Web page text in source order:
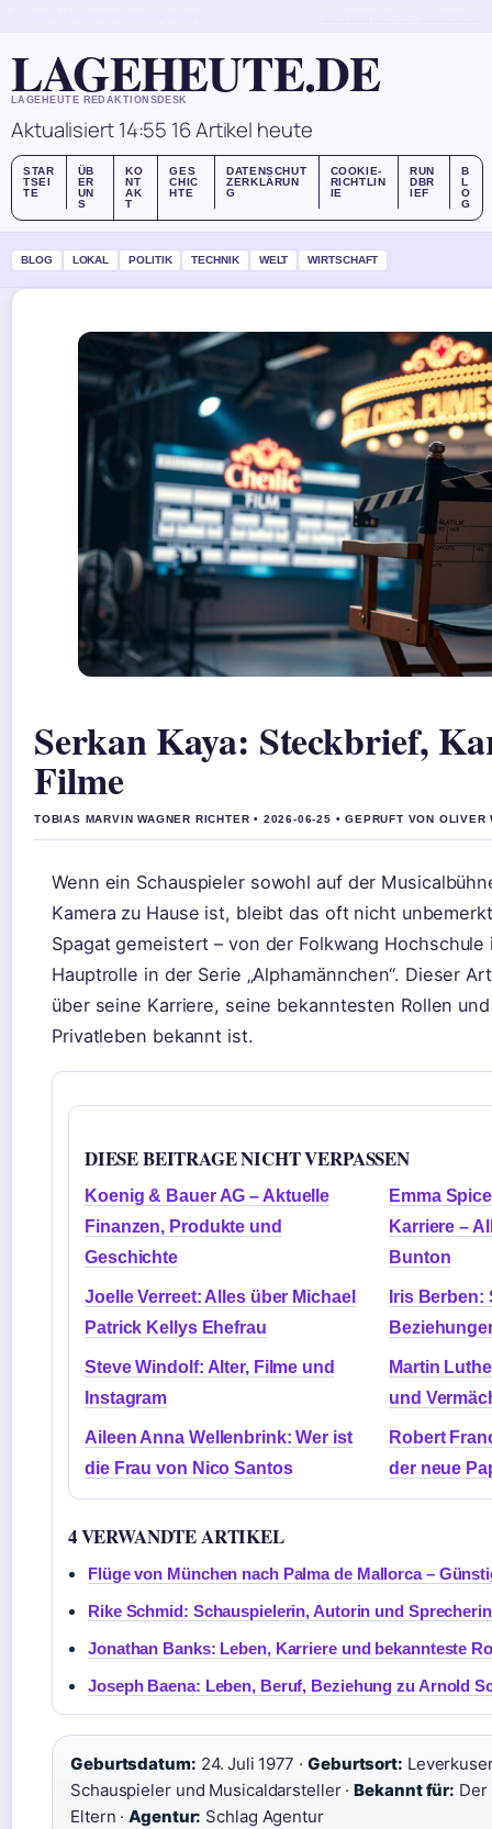
LAGEHEUTE.DE
LAGEHEUTE REDAKTIONSDESK
Aktualisiert 14:55 16 Artikel heute
STAR
TSEI
TE
ÜB
ER
UN
S
KO
NT
AK
T
GES
CHIC
HTE
DATENSCHUT
ZERKLÄRUN
G
COOKIE-
RICHTLIN
IE
RUN
DBR
IEF
B
L
O
G
BLOG LOKAL POLITIK TECHNIK WELT WIRTSCHAFT
Serkan Kaya: Steckbrief,
Filme
TOBIAS MARVIN WAGNER RICHTER • 2026-06-25 • GEPRUFT VON OLIVER
Wenn ein Schauspieler sowohl auf der
Kamera zu Hause ist, bleibt das oft nicht
Spagat gemeistert – von der Folkwang Hochschule
Hauptrolle in der Serie „Alphamännchen“. Dieser
über seine Karriere, seine bekanntesten Rollen
Privatleben bekannt ist.
DIESE BEITRAGE NICHT VERPASSEN
Koenig & Bauer AG – Aktuelle
Finanzen, Produkte und
Geschichte
Emma
Karriere –
Bunton
Joelle Verreet: Alles über Michael
Patrick Kellys Ehefrau
Iris
Steve Windolf: Alter, Filme und
Instagram
Martin
und
Aileen Anna Wellenbrink: Wer ist
die Frau von Nico Santos
Robert
der neue
4 VERWANDTE ARTIKEL
Flüge von München nach Palma de Mallorca –
Rike Schmid: Schauspielerin, Autorin und Sprecherin
Jonathan Banks: Leben, Karriere und bekannteste
Joseph Baena: Leben, Beruf, Beziehung zu Arnold
Geburtsdatum: 24. Juli 1977 ·Geburtsort:
Schauspieler und Musicaldarsteller ·Bekannt für: Der
Eltern ·Agentur: Schlag Agentur